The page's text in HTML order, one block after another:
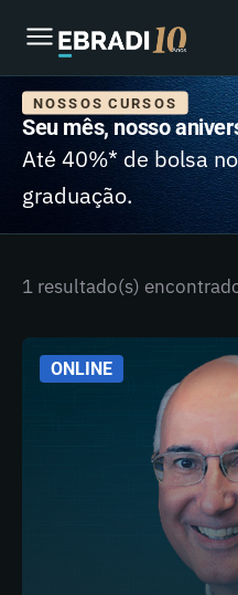
NOSSOS CURSOS
Seu mês, nosso
Até 40%* de bolsa
graduação.
1 resultado(s)
ONLINE